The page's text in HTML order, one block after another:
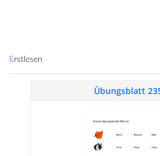
Erstlesen
Übungsblatt